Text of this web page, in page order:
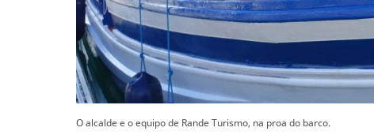
O alcalde e o equipo de Rande Turismo, na proa do barco.